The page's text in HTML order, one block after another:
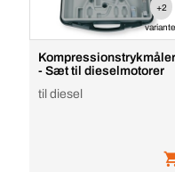
+2
Kompressionstrykmåler
- Sæt til dieselmotorer
til diesel